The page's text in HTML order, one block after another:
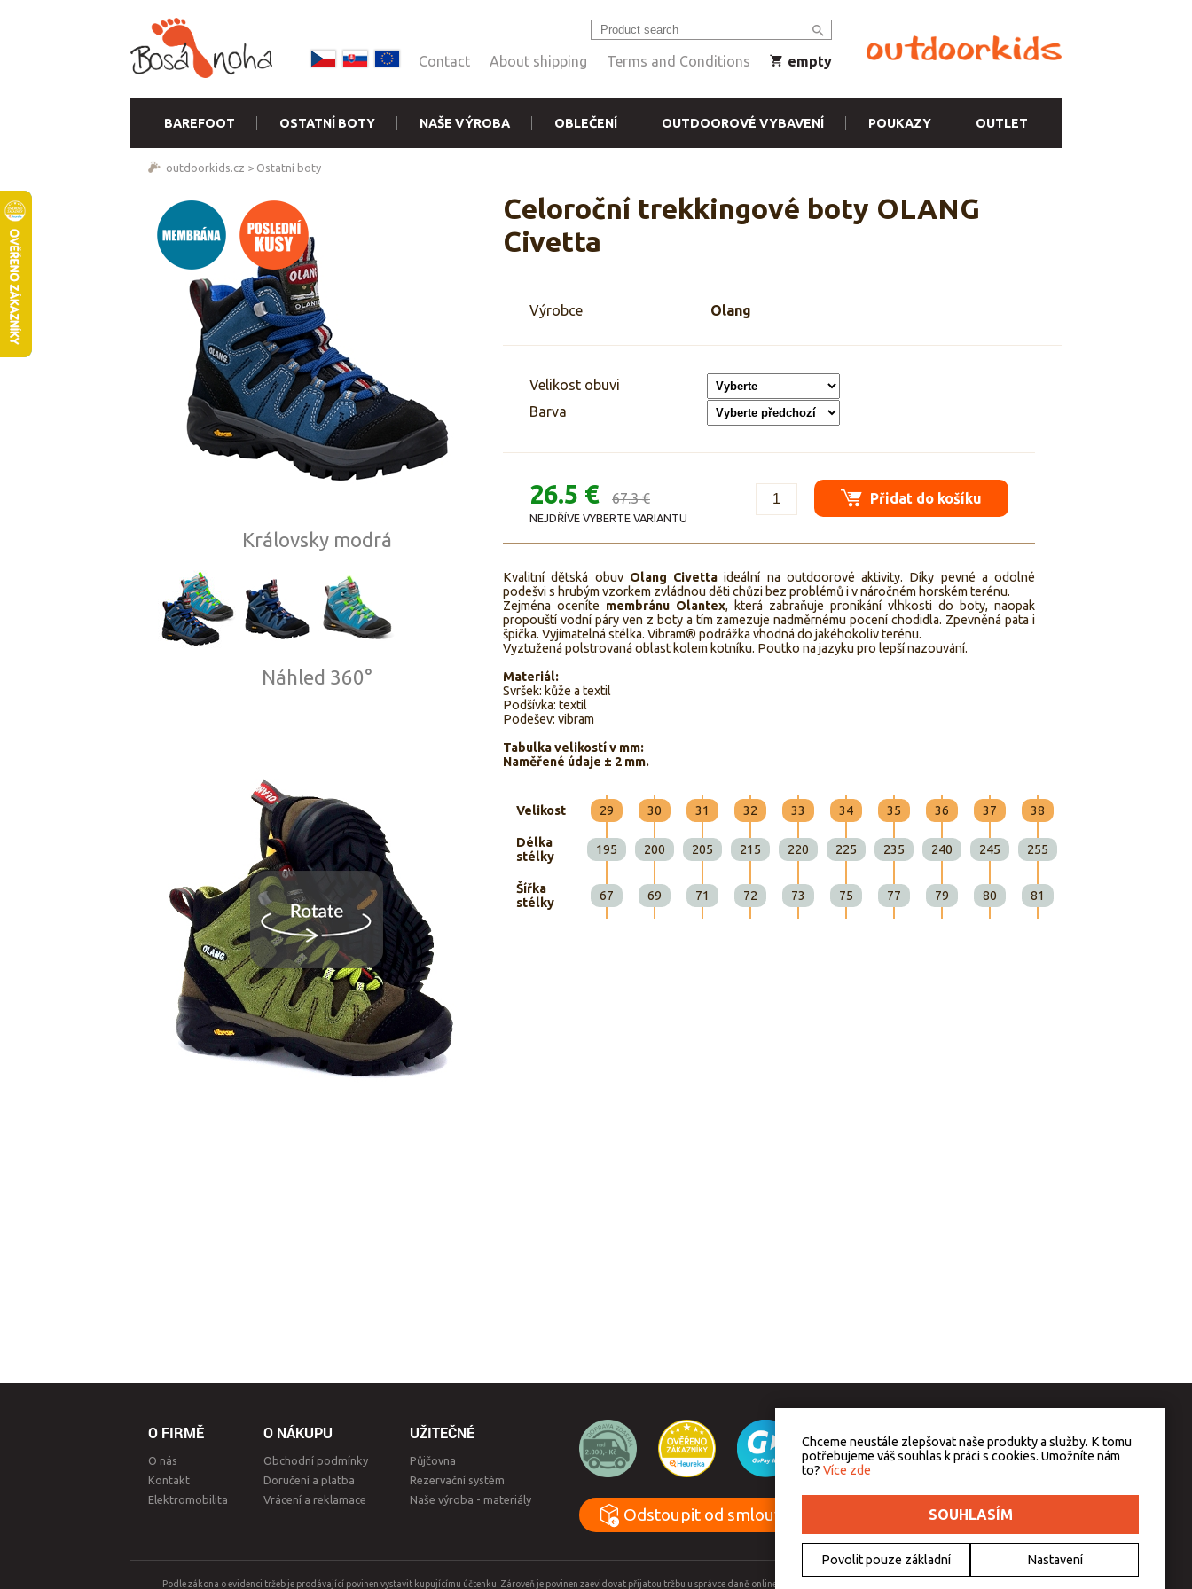
Contact About shipping Terms and Conditions empty
BAREFOOT OSTATNÍ BOTY NAŠE VÝROBA OBLEČENÍ OUTDOOROVÉ VYBAVENÍ POUKAZY OUTLET
outdoorkids.cz > Ostatní boty
Celoroční trekkingové boty OLANG
Civetta
Královsky modrá
Výrobce Olang
Velikost obuvi
Barva
26.5 € 67.3 €
NEJDŘÍVE VYBERTE VARIANTU
Přidat do košíku
Kvalitní dětská obuv Olang Civetta ideální na outdoorové aktivity. Díky pevné a odolné
podešvi s hrubým vzorkem zvládnou děti chůzi bez problémů i v náročném horském terénu.
Zejména oceníte membránu Olantex, která zabraňuje pronikání vlhkosti do boty, naopak
propouští vodní páry ven z boty a tím zamezuje nadměrnému pocení chodidla. Zpevněná pata i
špička. Vyjímatelná stélka. Vibram® podrážka vhodná do jakéhokoliv terénu.
Vyztužená polstrovaná oblast kolem kotníku. Poutko na jazyku pro lepší nazouvání.
Materiál:
Svršek: kůže a textil
Podšívka: textil
Podešev: vibram
Tabulka velikostí v mm:
Naměřené údaje ± 2 mm.
Velikost 29 30 31 32 33 34 35 36 37 38
Délka
stélky
195 200 205 215 220 225 235 240 245 255
Šířka
stélky
67 69 71 72 73 75 77 79 80 81
Náhled 360°
O FIRMĚ
O nás
Kontakt
Elektromobilita
O NÁKUPU
Obchodní podmínky
Doručení a platba
Vrácení a reklamace
UŽITEČNÉ
Půjčovna
Rezervační systém
Naše výroba - materiály
Odstoupit od smlouvy
Podle zákona o evidenci tržeb je prodávající povinen vystavit kupujícímu účtenku. Zároveň je povinen zaevidovat přijatou tržbu u správce daně online, v případě technického výpadku pak nejpozději do 48 hodin.
Chceme neustále zlepšovat naše produkty a služby. K tomu
potřebujeme váš souhlas k práci s cookies. Umožníte nám
to? Více zde
SOUHLASÍM
Povolit pouze základní Nastavení